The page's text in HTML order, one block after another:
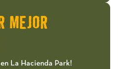
MEJOR
La Hacienda Park!